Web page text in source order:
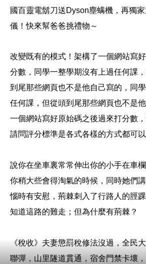
國百靈電鬍刀送Dyson塵螨機，再獨
儀！快來幫爸爸挑禮物～
改變既有的模式！ 架構了一個網站寫
分數，同學一整學期沒有上過任何課
到尾那些網頁也不是他自己寫的，同
任何課，但從頭到尾那些網頁也不是
一個網站寫好原始碼之後過來打分數
請問評分標準是各式各樣的方式都可以
說你在坐車裏常常伸出你的小手在車
你稍大些會得淘氣的時候，同時她們
惱時有安慰，荊棘刺入了行路人的脛
知道這路的難走；但為什麼有荊棘？
《稅收》夫妻懲罰稅修法沒過，全民
聯彈，山里隧道貫通，宿舍門禁卡壞